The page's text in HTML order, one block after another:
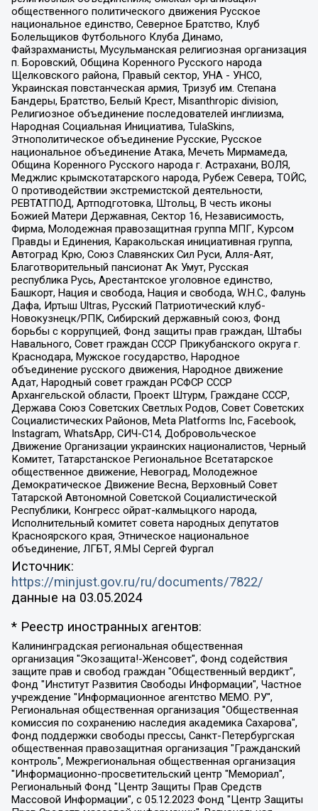
общественного политического движения Русское
национальное единство, Северное Братство, Клуб
Болельщиков Футбольного Клуба Динамо,
Файзрахманисты, Мусульманская религиозная организация
п. Боровский, Община Коренного Русского народа
Щелковского района, Правый сектор, УНА - УНСО,
Украинская повстанческая армия, Тризуб им. Степана
Бандеры, Братство, Белый Крест, Misanthropic division,
Религиозное объединение последователей инглиизма,
Народная Социальная Инициатива, TulaSkins,
Этнополитическое объединение Русские, Русское
национальное объединение Атака, Мечеть Мирмамеда,
Община Коренного Русского народа г. Астрахани, ВОЛЯ,
Меджлис крымскотатарского народа, Рубеж Севера, ТОЙС,
О противодействии экстремистской деятельности,
РЕВТАТПОД, Артподготовка, Штольц, В честь иконы
Божией Матери Державная, Сектор 16, Независимость,
Фирма, Молодежная правозащитная группа МПГ, Курсом
Правды и Единения, Каракольская инициативная группа,
Автоград Крю, Союз Славянских Сил Руси, Алля-Аят,
Благотворительный пансионат Ак Умут, Русская
республика Русь, Арестантское уголовное единство,
Башкорт, Нация и свобода, Нация и свобода, W.H.С., Фалунь
Дафа, Иртыш Ultras, Русский Патриотический клуб-
Новокузнецк/РПК, Сибирский державный союз, Фонд
борьбы с коррупцией, Фонд защиты прав граждан, Штабы
Навального, Совет граждан СССР Прикубанского округа г.
Краснодара, Мужское государство, Народное
объединение русского движения, Народное движение
Адат, Народный совет граждан РСФСР СССР
Архангельской области, Проект Штурм, Граждане СССР,
Держава Союз Советских Светлых Родов, Совет Советских
Социалистических Районов, Meta Platforms Inc, Facebook,
Instagram, WhatsApp, СИЧ-С14, Добровольческое
Движение Организации украинских националистов, Черный
Комитет, Татарстанское Региональное Всетатарское
общественное движение, Невоград, Молодежное
Демократическое Движение Весна, Верховный Совет
Татарской Автономной Советской Социалистической
Республики, Конгресс ойрат-калмыцкого народа,
Исполнительный комитет совета народных депутатов
Красноярского края, Этническое национальное
объединение, ЛГБТ, Я.МЫ Сергей Фургал
Источник:
https://minjust.gov.ru/ru/documents/7822/
данные на 03.05.2024
* Реестр иностранных агентов:
Калининградская региональная общественная организация "Экозащита!-Женсовет", Фонд содействия защите прав и свобод граждан "Общественный вердикт", Фонд "Институт Развития Свободы Информации", Частное учреждение "Информационное агентство МЕМО. РУ", Региональная общественная организация "Общественная комиссия по сохранению наследия академика Сахарова", Фонд поддержки свободы прессы, Санкт-Петербургская общественная правозащитная организация "Гражданский контроль", Межрегиональная общественная организация "Информационно-просветительский центр "Мемориал", Региональный Фонд "Центр Защиты Прав Средств Массовой Информации", с 05.12.2023 Фонд "Центр Защиты Прав Средств массовой информации", Региональная общественная благотворительная организация помощи беженцам и мигрантам "Гражданское содействие", Негосударственное образовательное учреждение дополнительного профессионального образования (повышение квалификации) специалистов "АКАДЕМИЯ ПО ПРАВАМ ЧЕЛОВЕКА", Свердловская региональная общественная организация "Сутяжник", Автономная некоммерческая организация "Центр независимых социологических исследований", Союз общественных объединений "Российский исследовательский центр по правам человека", Региональное общественное учреждение научно-информационный центр "МЕМОРИАЛ", Некоммерческая организация "Фонд защиты гласности", Автономная некоммерческая организация "Институт прав человека", Городская общественная организация "Екатеринбургское общество "МЕМОРИАЛ", Городская общественная организация "Рязанское историко-просветительское и правозащитное общество "Мемориал" (Рязанский Мемориал), Челябинский региональный орган общественной самодеятельности – женское общественное объединение "Женщины Евразии", Челябинский региональный орган общественной самодеятельности "Уральская правозащитная группа", Фонд содействия защите здоровья и социальной справедливости имени Андрея Рылькова, Автономная Некоммерческая Организация "Аналитический Центр Юрия Левады", Автономная некоммерческая организация социальной поддержки населения "Проект Апрель", Региональная общественная организация помощи женщинам и детям, находящимся в кризисной ситуации "Информационно-методический центр "Анна", Фонд содействия развитию массовых коммуникаций и правовому просвещению "Так-так-Так", Фонд содействия устойчивому развитию "Серебряная тайга", Свердловский региональный общественный фонд социальных проектов "Новое время", "Idel.Реалии", Кавказ.Реалии, Крым.Реалии, Телеканал Настоящее Время, Татаро-башкирская служба Радио Свобода (Azatliq Radiosi), Радио Свободная Европа/Радио Свобода (PCE/PC), "Сибирь.Реалии", "Фактограф", Благотворительный фонд помощи осужденным и их семьям, Автономная некоммерческая организация "Институт глобализации и социальных движений", Фонд "В защиту прав заключенных", Частное учреждение "Центр поддержки и содействия развитию средств массовой информации", Пензенский региональный общественный благотворительный фонд "Гражданский союз", "Север.Реалии", Некоммерческая организация Фонд "Правовая инициатива", Общество с ограниченной ответственностью "Радио Свободная Европа/Радио Свобода", Чешское информационное агентство "MEDIUM-ORIENT", Красноярская региональная общественная организация "Мы против СПИДа", Камалягин Денис Николаевич, Маркелов Сергей Евгеньевич, Пономарев Лев Александрович, Савицкая Людмила Алексеевна, Автономная некоммерческая организация "Центр по работе с проблемой насилия "НАСИЛИЮ.НЕТ", Межрегиональный профессиональный союз работников здравоохранения "Альянс врачей", Юридическое лицо, зарегистрированное в Латвийской Республике, SIA "Medusa Project" (регистрационный номер 40103797863, дата регистрации 10.06.2014), Некоммерческая организация "Фонд по борьбе с коррупцией", Автономная некоммерческая организация "Институт права и публичной политики", Баданин Роман Сергеевич, Гликин Максим Александрович, Железнова Мария Михайловна, Лукьянова Юлия Сергеевна, Маетная Елизавета Витальевна, Маняхин Петр Борисович, Чуракова Ольга Владимировна, Ярош Юлия Петровна, Юридическое лицо "The Insider SIA", зарегистрированное в Риге, Латвийская Республика (дата регистрации 26.06.2015), являющееся администратором доменного имени интернет-издания "The Insider SIA", https://theins.ru, Постернак Алексей Евгеньевич, Рубин Михаил Аркадьевич, Анин Роман Александрович, Юридическое лицо Istories fonds, зарегистрированное в Латвийской Республике (регистрационный номер 50008295751, дата регистрации 24.02.2020), Великовский Дмитрий Александрович, Долинина Ирина Николаевна, Мароховская Алеся Алексеевна, Шлейнов Роман Юрьевич, Шмагун Олеся Валентиновна, Общество с ограниченной ответственностью "Альтаир 2021", Общество с ограниченной ответственностью "Вега 2021", Общество с ограниченной ответственностью "Главный редактор 2021", Общество с ограниченной ответственностью "Ромашки монолит", Важенков Артем Валерьевич, Ивановская областная общественная организация "Центр гендерных исследований", Гурман Юрий Альбертович, Медиапроект "ОВД-Инфо", Егоров Владимир Владимирович, Жилинский Владимир Александрович, Общество с ограниченной ответственностью "ЗП", Иванова София Юрьевна, Карезина Инна Павловна, Кильтау Екатерина Викторовна, Петров Алексей Викторович, Пискунов Сергей Евгеньевич, Смирнов Сергей Сергеевич, Тихонов Михаил Сергеевич, Общество с ограниченной ответственностью "ЖУРНАЛИСТ-ИНОСТРАННЫЙ АГЕНТ", Арапова Галина Юрьевна, Вольтская Татьяна Анатольевна, Американская компания "Mason G.E.S. Anonymous Foundation" (США), являющаяся владельцем интернет-издания https://mnews.world/, Компания "Stichting Bellingcat", зарегистрированная в Нидерландах (дата регистрации 11.07.2018), Захаров Андрей Вячеславович, Клепиковская Екатерина Дмитриевна, Общество с ограниченной ответственностью "МЕМО", Перл Роман Александрович, Симонов Евгений Алексеевич, Соловьева Елена Анатольевна, Сотников Даниил Владимирович, Сурначева Елизавета Дмитриевна, Автономная некоммерческая организация по защите прав человека и информированию населения "Якутия – Наше Мнение", Общество с ограниченной ответственностью "Москоу диджитал медиа", с 26.01.2023 Общество с ограниченной ответственностью "Чайка Белые сады", Ветошкина Валерия Валерьевна, Заговора Максим Александрович, Межрегиональное общественное движение "Российская ЛГБТ - сеть", Оленичев Максим Владимирович, Павлов Иван Юрьевич, Скворцова Елена Сергеевна, Общество с ограниченной ответственностью "Как бы инагент", Кочетков Игорь Викторович, Общество с ограниченной ответственностью "Честные выборы", Еланчик Олег Александрович, Общество с ограниченной ответственностью "Нобелевский призыв", Гималова Регина Эмилевна, Григорьев Андрей Валерьевич, Григорьева Алина Александровна, Ассоциация по содействию защите прав призывников, альтернативнослужащих и военнослужащих "Правозащитная группа "Гражданин.Армия.Право", Хисамова Регина Фаритовна, Автономная некоммерческая организация по реализации социально-правовых программ "Лилит", Дальневосточное общественное движение "Маяк", Санкт-Петербургская ЛГБТ-инициативная группа "Выход", Инициативная группа ЛГБТ+ "Реверс", Алексеев Андрей Викторович, Бекбулатова Таисия Львовна, Беляев Иван Михайлович, Владыкина Елена Сергеевна, Гельман Марат Александрович, Никульшина Вероника Юрьевна, Толоконникова Надежда Андреевна, Шендерович Виктор Анатольевич, Общество с ограниченной ответственностью "Данное сообщение", Общество с ограниченной ответственностью Издательский дом "Новая глава", Айнбиндер Александра Александровна, Московский комьюнити-центр для ЛГБТ+инициатив, Благотворительный фонд развития филантропии, Deutsche Welle (Германия, Kurt-Schumacher-Strasse 3, 53113 Bonn), Борзунова Мария Михайловна, Воробьев Виктор Викторович, Голубева Анна Львовна, Константинова Алла Михайловна, Малкова Ирина Владимировна, Мурадов Мурад Абдулгалимович, Осетинская Елизавета Николаевна, Понасенков Евгений Николаевич, Ганапольский Матвей Юрьевич, Киселев Евгений Алексеевич, Борухович Ирина Григорьевна, Дремин Иван Тимофеевич, Дубровский Дмитрий Викторович, Красноярская региональная общественная организация поддержки и развития альтернативных образовательных технологий и межкультурных коммуникаций "ИНТЕРРА", Маяковская Екатерина Алексеевна, Фейгин Марк Захарович, Филимонов Андрей Викторович, Дзугкоева Регина Николаевна, Доброхотов Роман Александрович, Дудь Юрий Александрович, Елкин Сергей Владимирович, Кругликов Кирилл Игоревич, Сабунаева Мария Леонидовна, Семенов Алексей Владимирович, Шаинян Карен Багратович, Шульман Екатерина Михайловна, Асафьев Артур Валерьевич, Вахштайн Виктор Семенович, Венедиктов Алексей Алексеевич, Лушникова Екатерина Евгеньевна, Волков Леонид Михайлович, Невзоров Александр Глебович, Пархоменко Сергей Борисович, Сироткин Ярослав Николаевич, Кара-Мурза Владимир Владимирович, Баранова Наталья Владимировна, Гозман Леонид Яковлевич, Кагарлицкий Борис Юльевич, Климарев Михаил Валерьевич, Милов Владимир Станиславович, Автономная некоммерческая организация Краснодарский центр современного искусства "Типография", Моргенштерн Алишер Тагирович, Соболь Любовь Эдуардовна, Общество с ограниченной ответственностью "ЛИЗА НОРМ", Каспаров Гарри Кимович, Ходорковский Михаил Борисович, Общество с ограниченной ответственностью "Апрельские тезисы", Данилович Ирина Брониславовна, Кашин Олег Владимирович, Петров Николай Владимирович, Пивоваров Алексей Владимирович, Соколов Михаил Владимирович, Цветкова Юлия Владимировна, Чичваркин Евгений Александрович, Комитет против пыток/Команда против пыток, Общество с ограниченной ответственностью "Первый научный", Общество с ограниченной ответственностью "Вертолет и ко", Белоцерковская Вероника Борисовна, Кац Максим Евгеньевич, Лазарева Татьяна Юрьевна, Шаведдинов Руслан Табризович, Яшин Илья Валерьевич, Общество с ограниченной ответственностью "Иноагент ААВ", Алешковский Дмитрий Петрович, Альбац Евгения Марковна, Быков Дмитрий Львович, Галямина Юлия Евгеньевна, Лойко Сергей Леонидович, Мартынов Кирилл Константинович, Медведев Сергей Александрович, Крашенинников Федор Геннадиевич, Гордеева Катерина Вл